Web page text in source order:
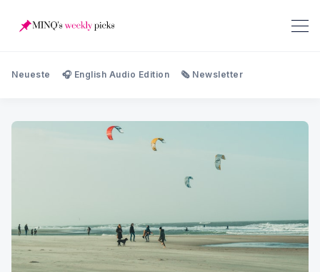
Neueste 🎧 English Audio Edition 🗞️ Newsletter